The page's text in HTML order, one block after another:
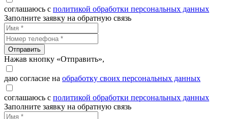
соглашаюсь с политикой обработки персональных данных
Заполните заявку на обратную связь
Отправить
Нажав кнопку «Отправить»,
даю согласие на обработку своих персональных данных
соглашаюсь с политикой обработки персональных данных
Заполните заявку на обратную связь